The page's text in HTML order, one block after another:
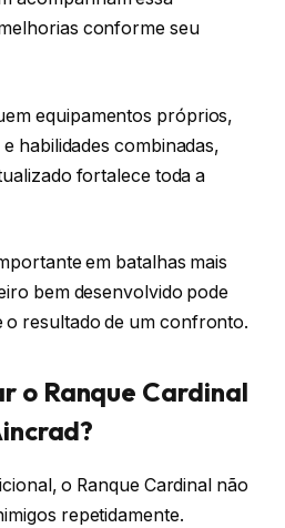
conforme seu
equipamentos próprios,
habilidades combinadas,
fortalece toda a
em batalhas mais
bem desenvolvido pode
o resultado de um confronto.
o Ranque Cardinal
o Ranque Cardinal não
repetidamente.